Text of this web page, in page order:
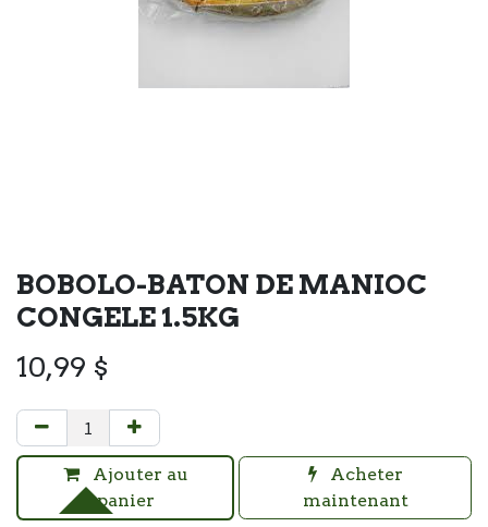
BOBOLO-BATON DE MANIOC
CONGELE 1.5KG
10,99 $
Ajouter au
panier
Acheter
maintenant